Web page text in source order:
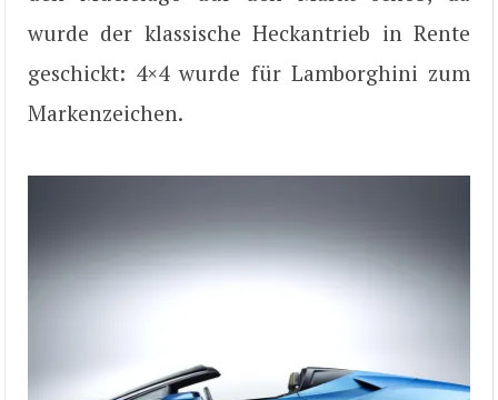
wurde der klassische Heckantrieb in Rente
geschickt: 4×4 wurde für Lamborghini zum
Markenzeichen.